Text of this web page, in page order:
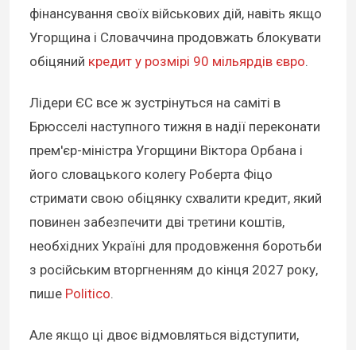
фінансування своїх військових дій, навіть якщо
Угорщина і Словаччина продовжать блокувати
обіцяний кредит у розмірі 90 мільярдів євро.
Лідери ЄС все ж зустрінуться на саміті в
Брюсселі наступного тижня в надії переконати
прем'єр-міністра Угорщини Віктора Орбана і
його словацького колегу Роберта Фіцо
стримати свою обіцянку схвалити кредит, який
повинен забезпечити дві третини коштів,
необхідних Україні для продовження боротьби
з російським вторгненням до кінця 2027 року,
пише Politico.
Але якщо ці двоє відмовляться відступити,